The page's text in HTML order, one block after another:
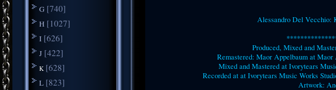
G [740]
H [1027]
I [626]
J [422]
K [628]
L [823]
Alessandro Del Vecchio:
Produced, Mixed and
Remastered: Maor Appelbaum at
Mixed and Mastered at Ivorytears
Recorded at at Ivorytears Music Works
Artwork: